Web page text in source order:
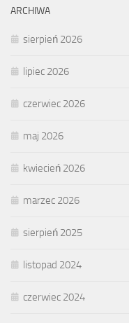
ARCHIWA
sierpień 2026
lipiec 2026
czerwiec 2026
maj 2026
kwiecień 2026
marzec 2026
sierpień 2025
listopad 2024
czerwiec 2024